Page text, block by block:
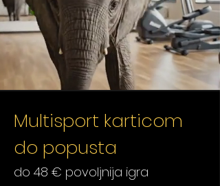
Multisport karticom
do popusta
do 48 € povoljnija igra